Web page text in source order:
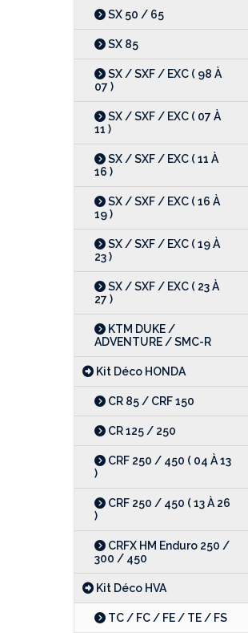
SX 50 / 65
SX 85
SX / SXF / EXC ( 98 À
07 )
SX / SXF / EXC ( 07 À
11 )
SX / SXF / EXC ( 11 À
16 )
SX / SXF / EXC ( 16 À
19 )
SX / SXF / EXC ( 19 À
23 )
SX / SXF / EXC ( 23 À
27 )
KTM DUKE /
ADVENTURE / SMC-R
Kit Déco HONDA
CR 85 / CRF 150
CR 125 / 250
CRF 250 / 450 ( 04 À 13
)
CRF 250 / 450 ( 13 À 26
)
CRFX HM Enduro 250 /
300 / 450
Kit Déco HVA
TC / FC / FE / TE / FS